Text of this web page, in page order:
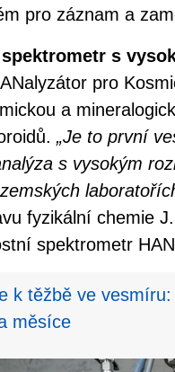
pro záznam a
s
pro
a
„Je to první
s vysokým
fyzikální chemie
spektrometr
k těžbě ve
měsíce